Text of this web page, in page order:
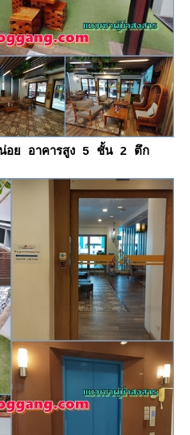
น่อย อาคารสูง 5 ชั้น 2 ตึก